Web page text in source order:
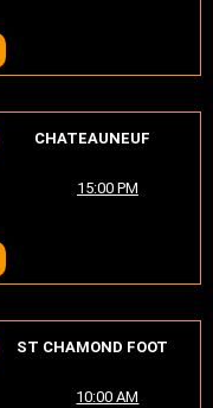
CHATEAUNEUF
15:00 PM
ST CHAMOND FOOT
10:00 AM